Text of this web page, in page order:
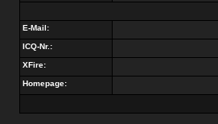
E-Mail:
ICQ-Nr.:
XFire:
Homepage: